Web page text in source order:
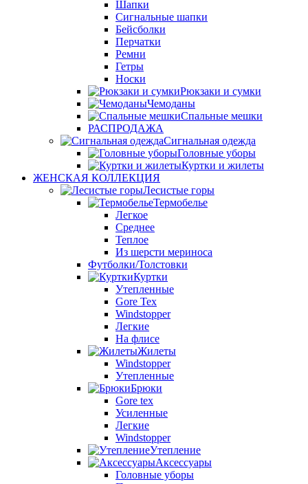
Шапки
Сигнальные шапки
Бейсболки
Перчатки
Ремни
Гетры
Носки
Рюкзаки и сумки
Чемоданы
Спальные мешки
РАСПРОДАЖА
Сигнальная одежда
Головные уборы
Куртки и жилеты
ЖЕНСКАЯ КОЛЛЕКЦИЯ
Лесистые горы
Термобелье
Легкое
Среднее
Теплое
Из шерсти мериноса
Футболки/Толстовки
Куртки
Утепленные
Gore Tex
Windstopper
Легкие
На флисе
Жилеты
Windstopper
Утепленные
Брюки
Gore tex
Усиленные
Легкие
Windstopper
Утепление
Аксессуары
Головные уборы